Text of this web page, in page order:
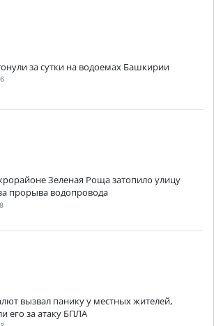
за сутки на водоемах Башкирии
Зеленая Роща затопило улицу
прорыва водопровода
вызвал панику у местных жителей,
его за атаку БПЛА